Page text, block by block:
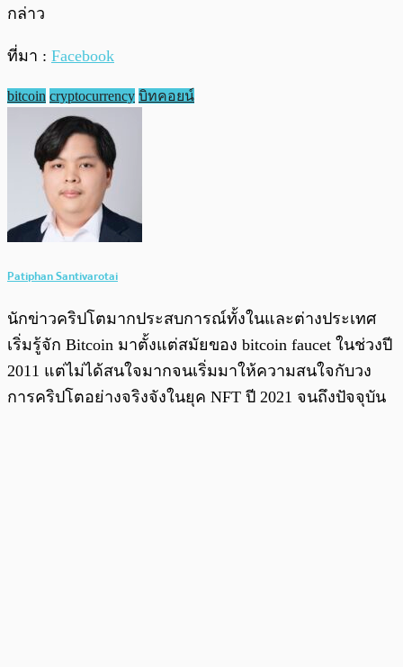
กล่าว
ที่มา : Facebook
bitcoin cryptocurrency บิทคอยน์
Patiphan Santivarotai
นักข่าวคริปโตมากประสบการณ์ทั้งในและต่างประเทศ
เริ่มรู้จัก Bitcoin มาตั้งแต่สมัยของ bitcoin faucet ในช่วงปี
2011 แต่ไม่ได้สนใจมากจนเริ่มมาให้ความสนใจกับวง
การคริปโตอย่างจริงจังในยุค NFT ปี 2021 จนถึงปัจจุบัน